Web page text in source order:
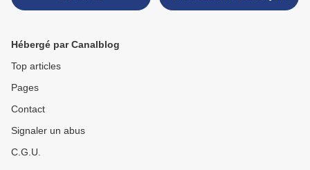
2008 >
Hébergé par Canalblog
Top articles
Pages
Contact
Signaler un abus
C.G.U.